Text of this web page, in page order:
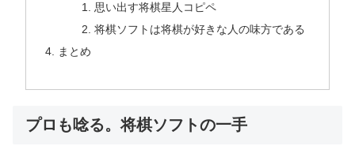
思い出す将棋星人コピペ
将棋ソフトは将棋が好きな人の味方である
まとめ
プロも唸る。将棋ソフトの一手